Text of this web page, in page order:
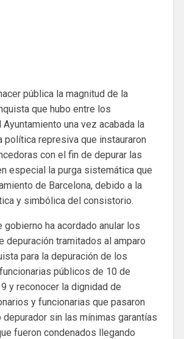
pública la magnitud de la
que hubo entre los
una vez acabada la
política represiva que instauraron
con el fin de depurar las
especial la purga sistemática que
de Barcelona, ​​debido a la
y simbólica del consistorio.
gobierno ha acordado anular los
depuración tramitados al amparo
para la depuración de los
públicos de 10 de
y reconocer la dignidad de
y funcionarias que pasaron
depurador sin las mínimas garantías
fueron condenados llegando